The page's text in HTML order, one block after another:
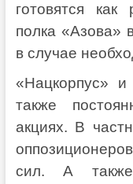
готовятся как
полка «Азова»
в случае
«Нацкорпус» и
также
акциях. В
сил. А